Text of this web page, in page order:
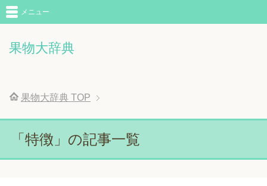
果物大辞典
メニュー
果物大辞典 TOP
「特徴」の記事一覧